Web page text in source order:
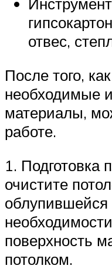
отвес,
После того,
необходимые
материалы,
работе.
1. Подготовка
очистите
облупившейся
поверхность
потолком.